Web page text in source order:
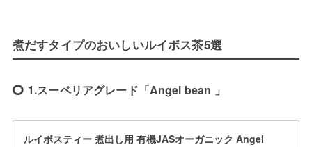
煮だすタイプのおいしいルイボス茶5選
1.スーペリアグレード「Angel bean 」
ルイボスティー 煮出し用 有機JASオーガニック Angel